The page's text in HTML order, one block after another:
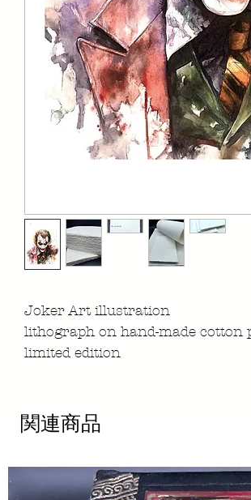
Joker Art illustration
lithograph on hand-made cotton
limited edition
関連商品